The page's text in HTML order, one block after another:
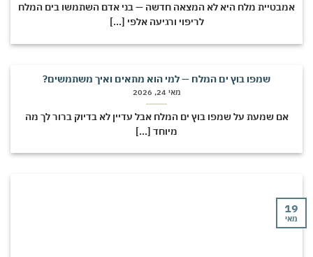
מלח היא לא המצאה חדשה — בני אדם השתמשו בים המלח
לריפוי ורגיעה אלפי [...]
שמפו בוץ ים המלח — למי הוא מתאים ואיך משתמשים?
אם שמעת על שמפו בוץ ים המלח אבל עדיין לא בדיוק ברור לך מה
מיוחד [...]